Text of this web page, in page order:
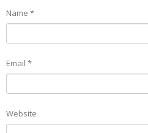
Name *
Email *
Website